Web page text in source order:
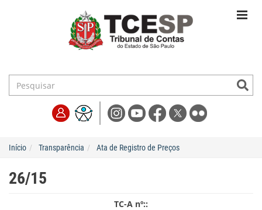
Início Transparência Ata de Registro de Preços
26/15
TC-A nº::